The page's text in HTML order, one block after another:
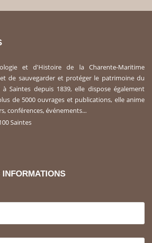
et d'Histoire de la Charente-Maritime
de sauvegarder et protéger le patrimoine du
Saintes depuis 1839, elle dispose également
de 5000 ouvrages et publications, elle anime
conférences, événements...
Saintes